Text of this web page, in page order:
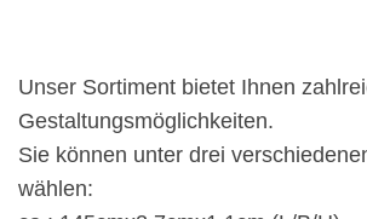
Unser Sortiment bietet Ihnen
Gestaltungsmöglichkeiten.
Sie können unter drei
wählen: